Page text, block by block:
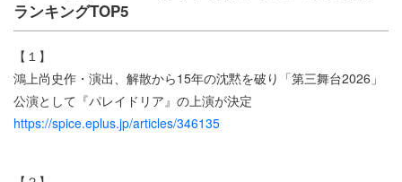
ランキングTOP5
【１】
鴻上尚史作・演出、解散から15年の沈黙を破り「第三舞台2026」
公演として『パレイドリア』の上演が決定
https://spice.eplus.jp/articles/346135